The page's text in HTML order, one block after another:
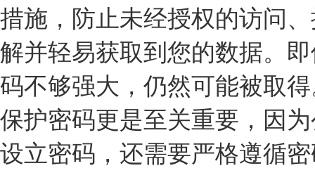
措施，防止未经授权的访问
解并轻易获取到您的数据。
码不够强大，仍然可能被取
保护密码更是至关重要，因
设立密码，还需要严格遵循